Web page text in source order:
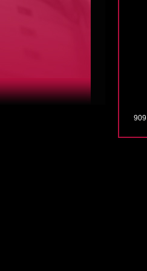
909